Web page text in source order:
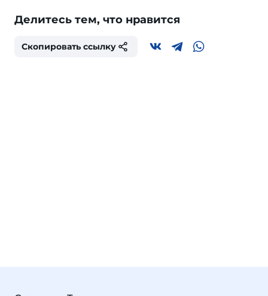
Делитесь тем, что нравится
Скопировать ссылку